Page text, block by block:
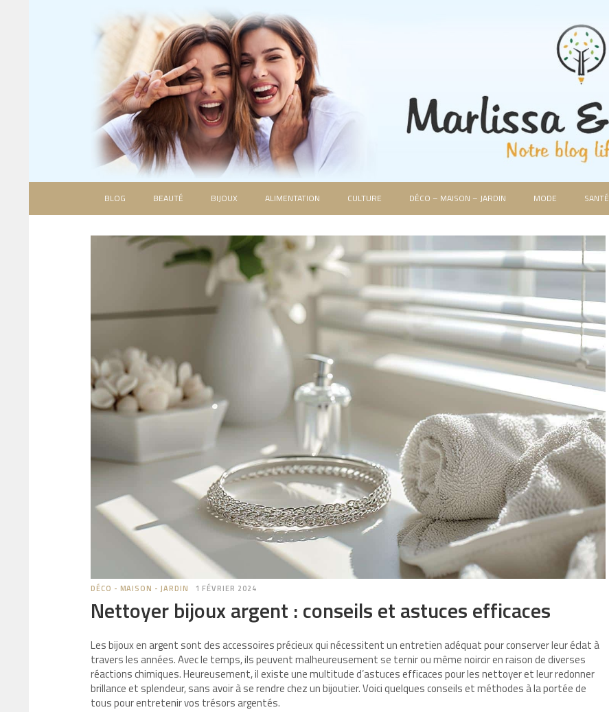
BLOG BEAUTÉ BIJOUX ALIMENTATION CULTURE DÉCO – MAISON – JARDIN MODE SANTÉ
DÉCO - MAISON - JARDIN 1 FÉVRIER 2024
Nettoyer bijoux argent : conseils et astuces efficaces
Les bijoux en argent sont des accessoires précieux qui nécessitent un entretien adéquat pour conserver leur éclat à
travers les années. Avec le temps, ils peuvent malheureusement se ternir ou même noircir en raison de diverses
réactions chimiques. Heureusement, il existe une multitude d’astuces efficaces pour les nettoyer et leur redonner
brillance et splendeur, sans avoir à se rendre chez un bijoutier. Voici quelques conseils et méthodes à la portée de
tous pour entretenir vos trésors argentés.